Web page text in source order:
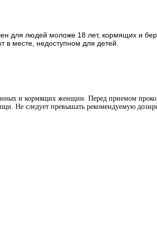
для людей моложе 18 лет, кормящих и
в месте, недоступном для детей.
и кормящих женщин. Перед приемом
Не следует превышать рекомендуемую